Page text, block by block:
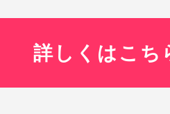
詳しくはこち